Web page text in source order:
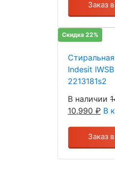
Заказ
Скидка 22%
Indesit
2213181s2
В наличии
10,990 ₽ В
Заказ